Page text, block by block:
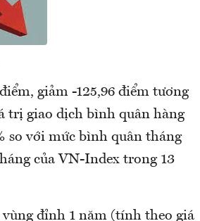
giảm -125,96 điểm tương
trị giao dịch bình quân hàng
so với mức bình quân tháng
của VN-Index trong 13
đỉnh 1 năm (tính theo giá